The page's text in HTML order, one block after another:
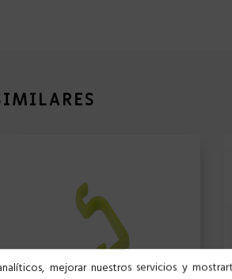
mejorar nuestros servicios y